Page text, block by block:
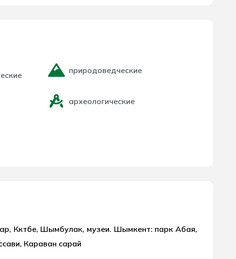
природоведческие
археологические
Көктөбе, Шымбулак, музеи. Шымкент: парк Абая,
Караван сарай